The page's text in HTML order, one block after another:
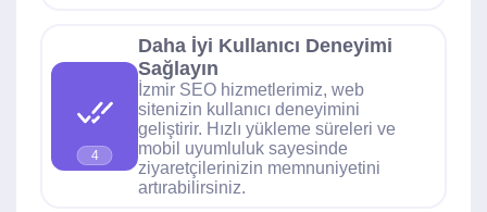
4
Daha İyi Kullanıcı Deneyimi
Sağlayın
İzmir SEO hizmetlerimiz, web
sitenizin kullanıcı deneyimini
geliştirir. Hızlı yükleme süreleri ve
mobil uyumluluk sayesinde
ziyaretçilerinizin memnuniyetini
artırabilirsiniz.